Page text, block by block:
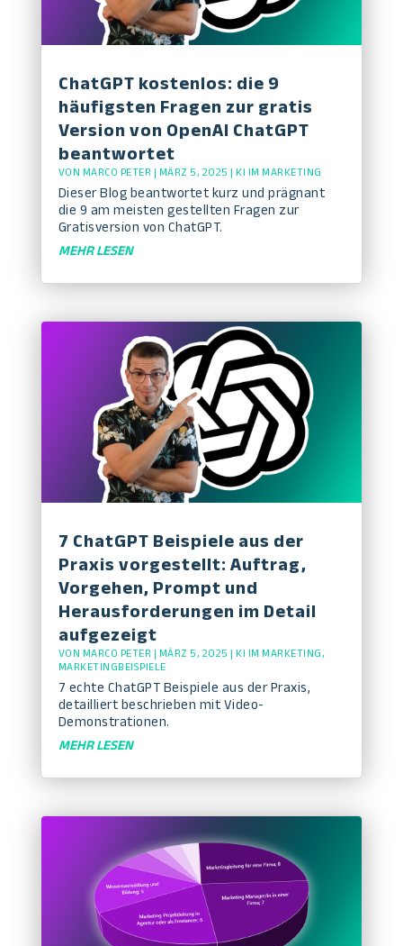
ChatGPT kostenlos: die 9
häufigsten Fragen zur gratis
Version von OpenAI ChatGPT
beantwortet
VON MARCO PETER | MÄRZ 5, 2025 | KI IM MARKETING
Dieser Blog beantwortet kurz und prägnant
die 9 am meisten gestellten Fragen zur
Gratisversion von ChatGPT.
MEHR LESEN
7 ChatGPT Beispiele aus der
Praxis vorgestellt: Auftrag,
Vorgehen, Prompt und
Herausforderungen im Detail
aufgezeigt
VON MARCO PETER | MÄRZ 5, 2025 | KI IM MARKETING,
MARKETINGBEISPIELE
7 echte ChatGPT Beispiele aus der Praxis,
detailliert beschrieben mit Video-
Demonstrationen.
MEHR LESEN